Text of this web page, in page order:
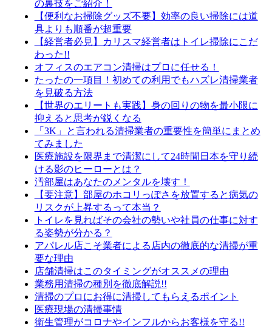
の裏技をご紹介！
【便利なお掃除グッズ不要】効率の良い掃除には道
具よりも順番が超重要
【経営者必見】カリスマ経営者はトイレ掃除にこだ
わった!!
オフィスのエアコン清掃はプロに任せる！
たったの一項目！初めての利用でもハズレ清掃業者
を見破る方法
【世界のエリートも実践】身の回りの物を最小限に
抑えると思考が鋭くなる
「3K」と言われる清掃業者の重要性を簡単にまとめ
てみました
医療施設を限界まで清潔にして24時間日本を守り続
ける影のヒーローとは？
汚部屋はあなたのメンタルを壊す！
【要注意】部屋のホコリっぽさを放置すると病気の
リスクが上昇するって本当？
トイレを見ればその会社の勢いや社員の仕事に対す
る姿勢が分かる？
アパレル店こそ業者による店内の徹底的な清掃が重
要な理由
店舗清掃はこのタイミングがオススメの理由
業務用清掃の種別を徹底解説!!
清掃のプロにお得に清掃してもらえるポイント
医療現場の清掃事情
衛生管理がコロナやインフルからお客様を守る!!